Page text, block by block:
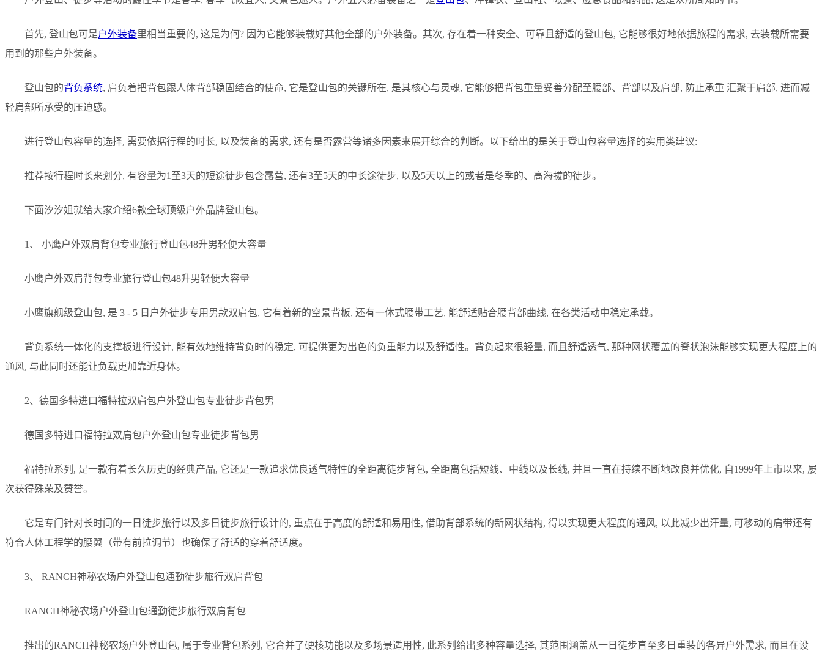
首先, 登山包可是户外装备里相当重要的, 这是为何? 因为它能够装载好其他全部的户外装备。其次, 存在着一种安全、可靠且舒适的登山包, 它能够很好地依据旅程的需求, 去装载所需要
用到的那些户外装备。
登山包的背负系统, 肩负着把背包跟人体背部稳固结合的使命, 它是登山包的关键所在, 是其核心与灵魂, 它能够把背包重量妥善分配至腰部、背部以及肩部, 防止承重 汇聚于肩部, 进而减
轻肩部所承受的压迫感。
进行登山包容量的选择, 需要依据行程的时长, 以及装备的需求, 还有是否露营等诸多因素来展开综合的判断。以下给出的是关于登山包容量选择的实用类建议:
推荐按行程时长来划分, 有容量为1至3天的短途徒步包含露营, 还有3至5天的中长途徒步, 以及5天以上的或者是冬季的、高海拔的徒步。
下面汐汐姐就给大家介绍6款全球顶级户外品牌登山包。
1、 小鹰户外双肩背包专业旅行登山包48升男轻便大容量
小鹰户外双肩背包专业旅行登山包48升男轻便大容量
小鹰旗舰级登山包, 是 3 - 5 日户外徒步专用男款双肩包, 它有着新的空景背板, 还有一体式腰带工艺, 能舒适贴合腰背部曲线, 在各类活动中稳定承载。
背负系统一体化的支撑板进行设计, 能有效地维持背负时的稳定, 可提供更为出色的负重能力以及舒适性。背负起来很轻量, 而且舒适透气, 那种网状覆盖的脊状泡沫能够实现更大程度上的
通风, 与此同时还能让负载更加靠近身体。
2、德国多特进口福特拉双肩包户外登山包专业徒步背包男
德国多特进口福特拉双肩包户外登山包专业徒步背包男
福特拉系列, 是一款有着长久历史的经典产品, 它还是一款追求优良透气特性的全距离徒步背包, 全距离包括短线、中线以及长线, 并且一直在持续不断地改良并优化, 自1999年上市以来, 屡
次获得殊荣及赞誉。
它是专门针对长时间的一日徒步旅行以及多日徒步旅行设计的, 重点在于高度的舒适和易用性, 借助背部系统的新网状结构, 得以实现更大程度的通风, 以此减少出汗量, 可移动的肩带还有
符合人体工程学的腰翼（带有前拉调节）也确保了舒适的穿着舒适度。
3、 RANCH神秘农场户外登山包通勤徒步旅行双肩背包
RANCH神秘农场户外登山包通勤徒步旅行双肩背包
推出的RANCH神秘农场户外登山包, 属于专业背包系列, 它合并了硬核功能以及多场景适用性, 此系列给出多种容量选择, 其范围涵盖从一日徒步直至多日重装的各异户外需求, 而且在设